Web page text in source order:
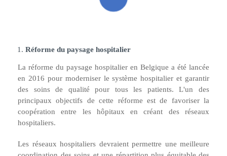
Réforme du paysage hospitalier
La réforme du paysage hospitalier en Belgique a été lancée
en 2016 pour moderniser le système hospitalier et garantir
des soins de qualité pour tous les patients. L'un des
principaux objectifs de cette réforme est de favoriser la
coopération entre les hôpitaux en créant des réseaux
hospitaliers.
Les réseaux hospitaliers devraient permettre une meilleure